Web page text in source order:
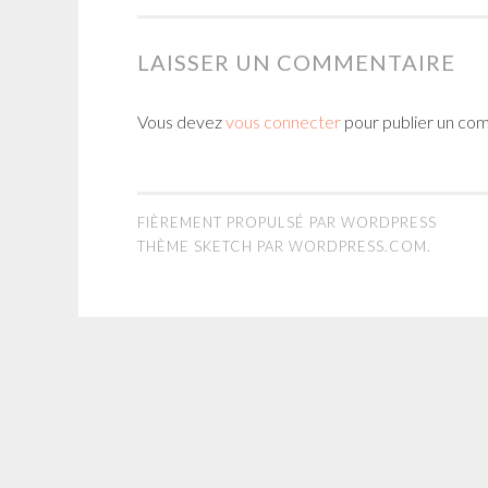
LAISSER UN COMMENTAIRE
Vous devezvous connecter pour publier un
FIÈREMENT PROPULSÉ PAR WORDPRESS
THÈME SKETCH PAR WORDPRESS.COM